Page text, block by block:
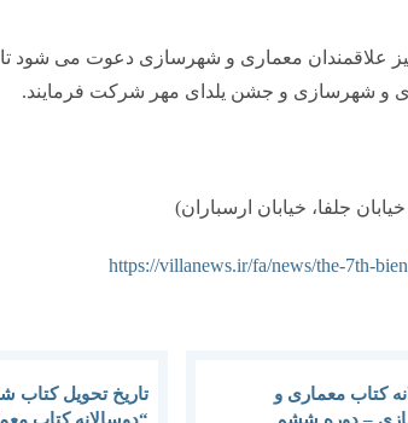
علاقمندان معماری و شهرسازی دعوت می شود
و شهرسازی و جشن یلدای مهر شرکت فرمایند.
جلفا، خیابان ارسباران)
https://villanews.ir/fa/news/the-7th-
کتاب معماری و
تاریخ تحویل کتاب